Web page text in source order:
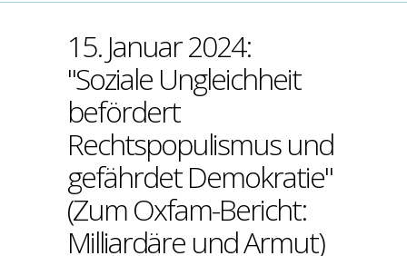
15. Januar 2024:
"Soziale Ungleichheit
befördert
Rechtspopulismus und
gefährdet Demokratie"
(Zum Oxfam-Bericht:
Milliardäre und Armut)